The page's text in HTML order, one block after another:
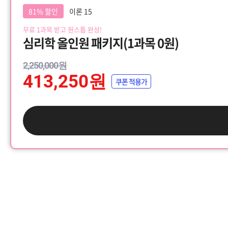
81% 할인 이론 15
무료 1과목 받고 원스톱 완성!
심리학 올인원 패키지(1과목 0원)
2,250,000원
413,250원 쿠폰 적용가